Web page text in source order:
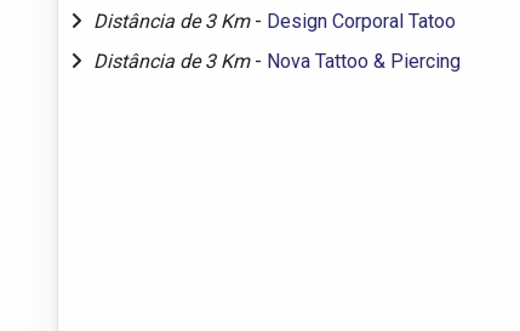
Distância de 3 Km - Design Corporal Tatoo
Distância de 3 Km - Nova Tattoo & Piercing